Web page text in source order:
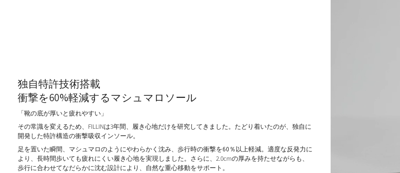
独自特許技術搭載
衝撃を60%軽減するマシュマロソール
「靴の底が厚いと疲れやすい」
その常識を変えるため、FILLINは3年間、履き心地だけを研究してきました。たどり着いたのが、独自に
開発した特許構造の衝撃吸収インソール。
足を置いた瞬間、マシュマロのようにやわらかく沈み、 歩行時の衝撃を60％以上軽減。 適度な反発力に
より、長時間歩いても疲れにくい履き心地を実現しました。さらに、2.0cmの厚みを持たせながらも、
歩行に合わせてなだらかに沈む設計により、自然な重心移動をサポート。